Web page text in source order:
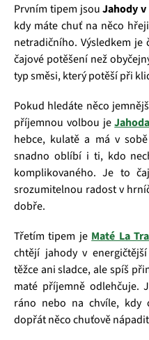
Prvním tipem jsouJahody
kdy máte chuť na něco
netradičního. Výsledkem
čajové potěšení než
typ směsi, který potěší při
Pokud hledáte něco
příjemnou volbou je
hebce, kulatě a má v
snadno oblíbí i ti, kdo
komplikovaného. Je to
srozumitelnou radost v
dobře.
Třetím tipem je Maté La
chtějí jahody v
těžce ani sladce, ale spíš
maté příjemně odlehčuje.
ráno nebo na chvíle, kdy
dopřát něco chuťově